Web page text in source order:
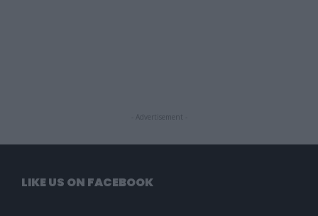
- Advertisement -
LIKE US ON FACEBOOK